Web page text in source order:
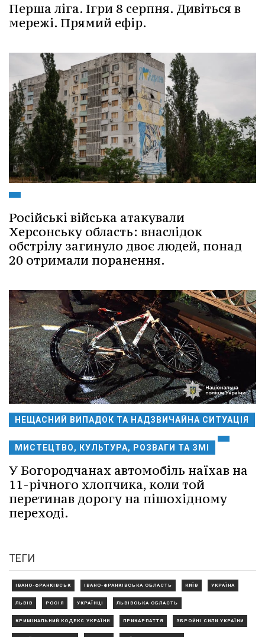
Перша ліга. Ігри 8 серпня. Дивіться в
мережі. Прямий ефір.
Російські війська атакували
Херсонську область: внаслідок
обстрілу загинуло двоє людей, понад
20 отримали поранення.
НЕЩАСНИЙ ВИПАДОК ТА НАДЗВИЧАЙНА СИТУАЦІЯ
МИСТЕЦТВО, КУЛЬТУРА, РОЗВАГИ ТА ЗМІ
У Богородчанах автомобіль наїхав на
11-річного хлопчика, коли той
перетинав дорогу на пішохідному
переході.
ТЕГИ
ІВАНО-ФРАНКІВСЬК ІВАНО-ФРАНКІВСЬКА ОБЛАСТЬ КИЇВ УКРАЇНА
ЛЬВІВ РОСІЯ УКРАЇНЦІ ЛЬВІВСЬКА ОБЛАСТЬ
КРИМІНАЛЬНИЙ КОДЕКС УКРАЇНИ ПРИКАРПАТТЯ ЗБРОЙНІ СИЛИ УКРАЇНИ